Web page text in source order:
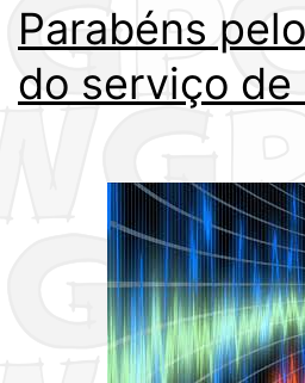
Parabéns
do serviço de